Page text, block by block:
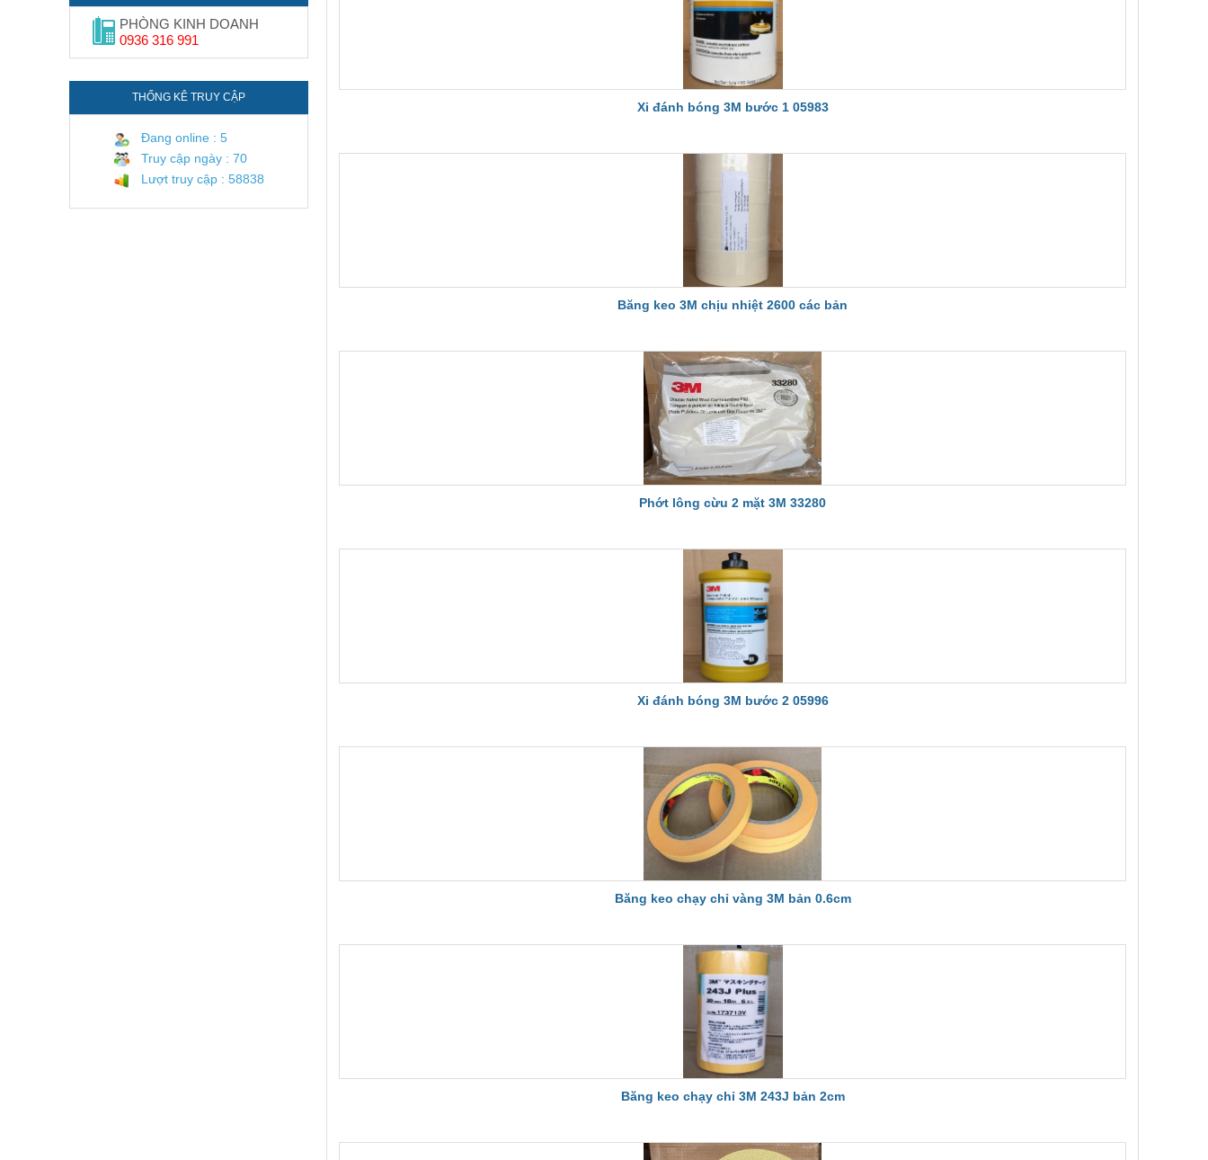
PHÒNG KINH DOANH
0936 316 991
THỐNG KÊ TRUY CẬP
Đang online : 5
Truy cập ngày : 70
Lượt truy cập : 58838
Xi đánh bóng 3M bước 1 05983
Băng keo 3M chịu nhiệt 2600 các bản
Phớt lông cừu 2 mặt 3M 33280
Xi đánh bóng 3M bước 2 05996
Băng keo chạy chỉ vàng 3M bản 0.6cm
Băng keo chạy chỉ 3M 243J bản 2cm